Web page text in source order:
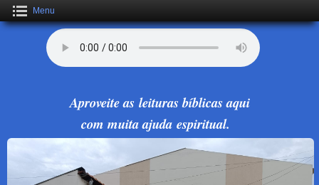
Menu
Aproveite as leituras bíblicas aqui
com muita ajuda espiritual.